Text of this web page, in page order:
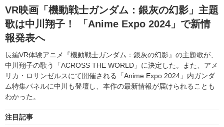
ゲーム グッズ
イベント 海外
海外イベント ビジネス
俳優・タレント アーティスト
ビジネス
アニメ 実写
書評
ゲーム 座談会
動画
アニメ！アニメ！TV ABEMA Cafe
連載・コラム
VR映画「機動戦士ガンダム：銀灰の幻影」主題
歌は中川翔子！ 「Anime Expo 2024」で新情
報発表へ
長編VR体験アニメ『機動戦士ガンダム：銀灰の幻影』の主題歌が、
中川翔子の歌う「ACROSS THE WORLD」に決定した。また、アメ
リカ・ロサンゼルスにて開催される「Anime Expo 2024」内ガンダ
ム特集パネルに中川も登壇し、本作の最新情報が届けられることも
わかった。
注目記事